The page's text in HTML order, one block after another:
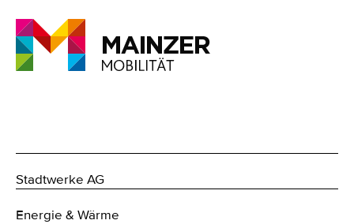
Stadtwerke AG
Energie & Wärme